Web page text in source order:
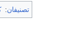
تصنيفان: